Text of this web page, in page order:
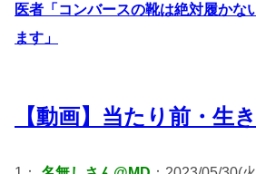
医者「コンバースの靴は絶対履かな
ます」
【動画】当たり前・生